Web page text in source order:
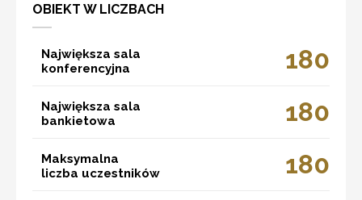
OBIEKT W LICZBACH
Największa sala
konferencyjna
180
Największa sala
bankietowa
180
Maksymalna
liczba uczestników
180